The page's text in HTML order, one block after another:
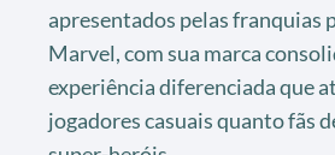
apresentados pelas franquias
Marvel, com sua marca
experiência diferenciada que
jogadores casuais quanto fãs